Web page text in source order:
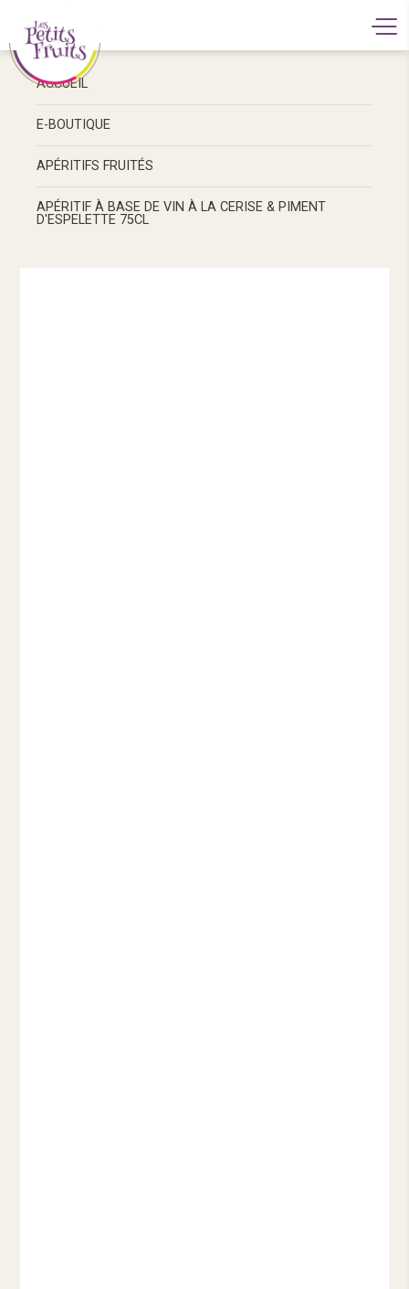
ACCUEIL
E-BOUTIQUE
APÉRITIFS FRUITÉS
APÉRITIF À BASE DE VIN À LA CERISE & PIMENT
D'ESPELETTE 75CL